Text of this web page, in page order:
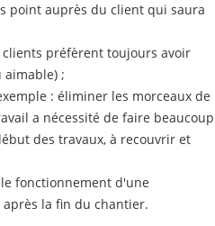
point auprès du client qui saura
préfèrent toujours avoir
;
: éliminer les morceaux de
a nécessité de faire beaucoup
des travaux, à recouvrir et
fonctionnement d'une
la fin du chantier.